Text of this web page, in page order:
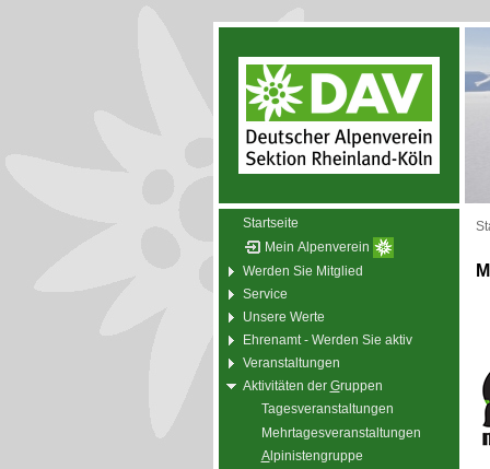
Startseite
Mein Alpenverein
Werden Sie Mitglied
Service
Unsere Werte
Ehrenamt - Werden Sie aktiv
Veranstaltungen
Aktivitäten der Gruppen
Tagesveranstaltungen
Mehrtagesveranstaltungen
Alpinistengruppe